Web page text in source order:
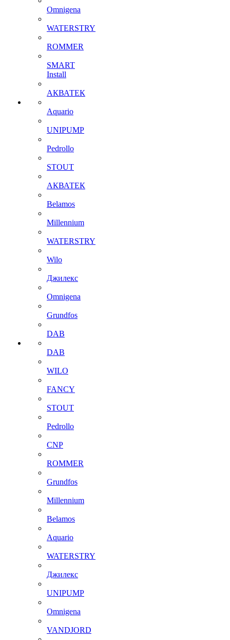
Omnigena
WATERSTRY
ROMMER
SMART
Install
АКВАТЕК
Aquario
UNIPUMP
Pedrollo
STOUT
АКВАТЕК
Belamos
Millennium
WATERSTRY
Wilo
Джилекс
Omnigena
Grundfos
DAB
DAB
WILO
FANCY
STOUT
Pedrollo
CNP
ROMMER
Grundfos
Millennium
Belamos
Aquario
WATERSTRY
Джилекс
UNIPUMP
Omnigena
VANDJORD